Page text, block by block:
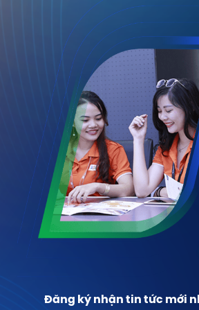
Đăng ký nhận tin tức mới